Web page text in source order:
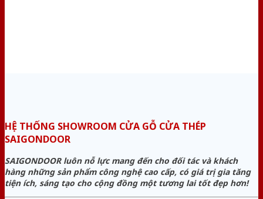
HỆ THỐNG SHOWROOM CỬA GỖ CỬA THÉP
SAIGONDOOR
SAIGONDOOR luôn nỗ lực mang đến cho đối tác và khách
hàng những sản phẩm công nghệ cao cấp, có giá trị gia tăng
tiện ích, sáng tạo cho cộng đồng một tương lai tốt đẹp hơn!